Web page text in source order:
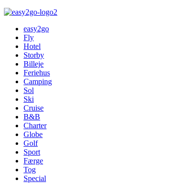
easy2go
Fly
Hotel
Storby
Billeje
Feriehus
Camping
Sol
Ski
Cruise
B&B
Charter
Globe
Golf
Sport
Færge
Tog
Special